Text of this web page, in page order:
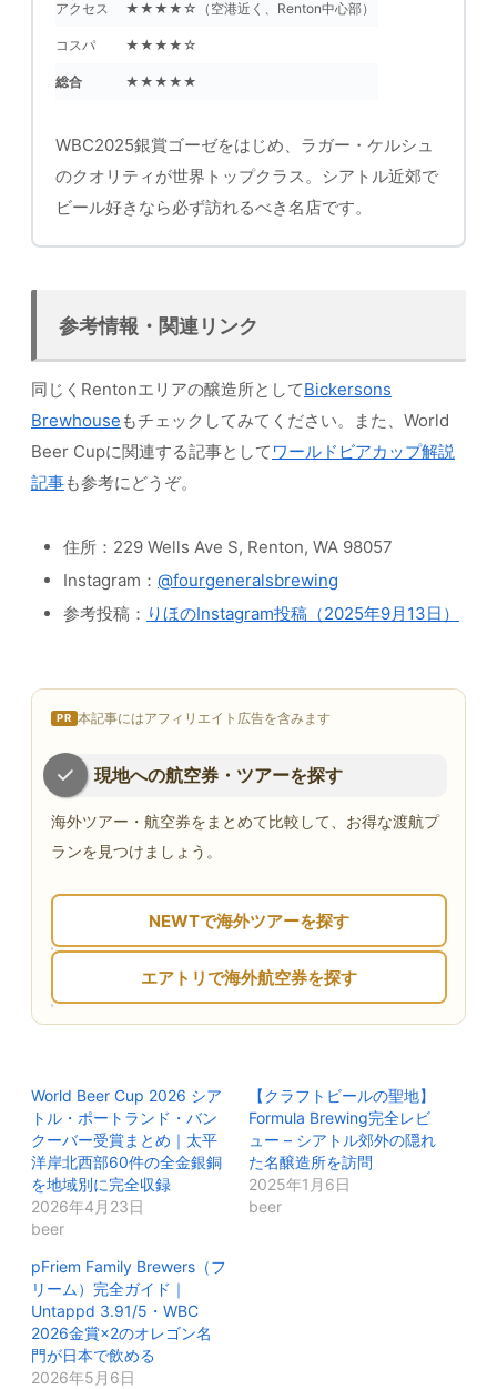
アクセス ★★★★☆（空港近く、Renton中心部）
コスパ ★★★★☆
総合 ★★★★★
WBC2025銀賞ゴーゼをはじめ、ラガー・ケルシュ
のクオリティが世界トップクラス。シアトル近郊で
ビール好きなら必ず訪れるべき名店です。
参考情報・関連リンク
同じくRentonエリアの醸造所としてBickersons
Brewhouse もチェックしてみてください。また、World
Beer Cupに関連する記事として ワールドビアカップ解説
記事も参考にどうぞ。
住所：229 Wells Ave S, Renton, WA 98057
Instagram： @fourgeneralsbrewing
参考投稿： りほのInstagram投稿（2025年9月13日）
PR 本記事にはアフィリエイト広告を含みます
現地への航空券・ツアーを探す
海外ツアー・航空券をまとめて比較して、お得な渡航プ
ランを見つけましょう。
NEWTで海外ツアーを探す
エアトリで海外航空券を探す
World Beer Cup 2026 シア
トル・ポートランド・バン
クーバー受賞まとめ｜太平
洋岸北西部60件の全金銀銅
を地域別に完全収録
2026年4月23日
beer
【クラフトビールの聖地】
Formula Brewing完全レビ
ュー – シアトル郊外の隠れ
た名醸造所を訪問
2025年1月6日
beer
pFriem Family Brewers（フ
リーム）完全ガイド｜
Untappd 3.91/5・WBC
2026金賞×2のオレゴン名
門が日本で飲める
2026年5月6日